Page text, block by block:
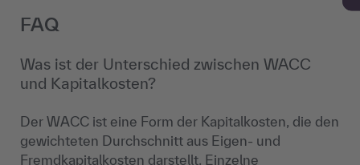
FAQ
Was ist der Unterschied zwischen WACC
und Kapitalkosten?
Der WACC ist eine Form der Kapitalkosten, die den
gewichteten Durchschnitt aus Eigen- und
Fremdkapitalkosten darstellt. Einzelne